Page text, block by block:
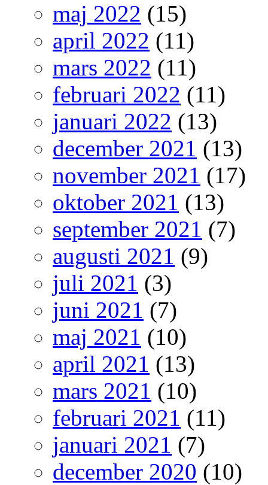
maj 2022 (15)
april 2022 (11)
mars 2022 (11)
februari 2022 (11)
januari 2022 (13)
december 2021 (13)
november 2021 (17)
oktober 2021 (13)
september 2021 (7)
augusti 2021 (9)
juli 2021 (3)
juni 2021 (7)
maj 2021 (10)
april 2021 (13)
mars 2021 (10)
februari 2021 (11)
januari 2021 (7)
december 2020 (10)